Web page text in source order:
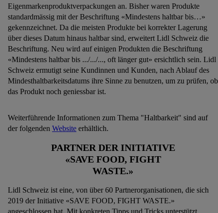
Eigenmarkenproduktverpackungen an. Bisher waren Produkte
standardmässig mit der Beschriftung «Mindestens haltbar bis…»
gekennzeichnet. Da die meisten Produkte bei korrekter Lagerung
über dieses Datum hinaus haltbar sind, erweitert Lidl Schweiz die
Beschriftung. Neu wird auf einigen Produkten die Beschriftung
«Mindestens haltbar bis .../.../..., oft länger gut» ersichtlich sein. Lidl
Schweiz ermutigt seine Kundinnen und Kunden, nach Ablauf des
Mindesthaltbarkeitsdatums ihre Sinne zu benutzen, um zu prüfen, ob
das Produkt noch geniessbar ist.
Weiterführende Informationen zum Thema "Haltbarkeit" sind auf
der folgenden Website erhältlich.
PARTNER DER INITIATIVE
«SAVE FOOD, FIGHT
WASTE.»
Lidl Schweiz ist eine, von über 60 Partnerorganisationen, die sich
2019 der Initiative «SAVE FOOD, FIGHT WASTE.»
angeschlossen hat. Mit konkreten Tipps und Tricks unterstützt